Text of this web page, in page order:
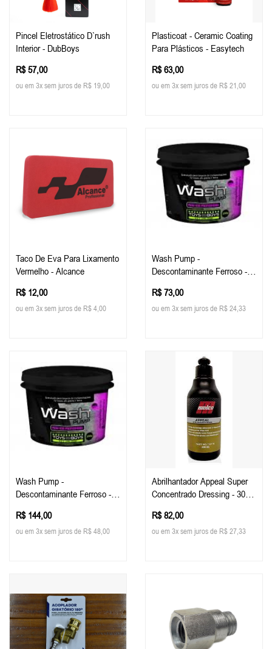
Pincel Eletrostático D`rush
Interior - DubBoys
R$ 57,00
ou em 3x sem juros de R$ 19,00
Plasticoat - Ceramic Coating
Para Plásticos - Easytech
R$ 63,00
ou em 3x sem juros de R$ 21,00
Taco De Eva Para Lixamento
Vermelho - Alcance
R$ 12,00
ou em 3x sem juros de R$ 4,00
Wash Pump -
Descontaminante Ferroso -
R$ 73,00
ou em 3x sem juros de R$ 24,33
Wash Pump -
Descontaminante Ferroso -
R$ 144,00
ou em 3x sem juros de R$ 48,00
Abrilhantador Appeal Super
Concentrado Dressing - 300
R$ 82,00
ou em 3x sem juros de R$ 27,33